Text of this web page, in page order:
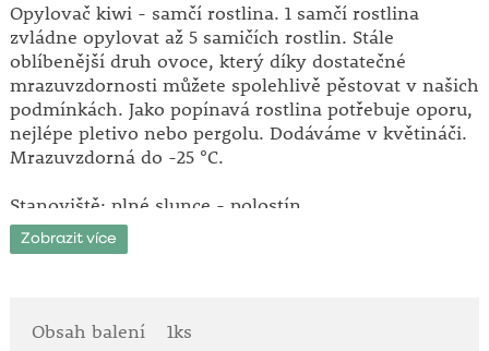
Opylovač kiwi - samčí rostlina. 1 samčí rostlina
zvládne opylovat až 5 samičích rostlin. Stále
oblíbenější druh ovoce, který díky dostatečné
mrazuvzdornosti můžete spolehlivě pěstovat v našich
podmínkách. Jako popínavá rostlina potřebuje oporu,
nejlépe pletivo nebo pergolu. Dodáváme v květináči.
Mrazuvzdorná do -25 °C.
Stanoviště: plné slunce - polostín.
Doba sklizně: říjen - listopad.
mohou nadzemní části poškodit.
Zobrazit více
Obsah balení
1ks